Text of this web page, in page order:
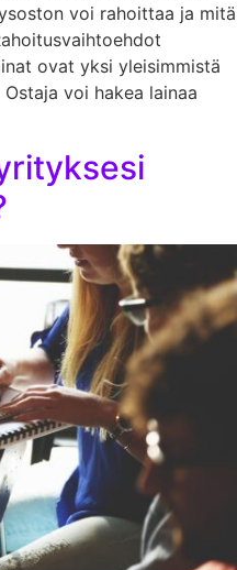
voi rahoittaa ja mitä
ovat yksi yleisimmistä
voi hakea lainaa